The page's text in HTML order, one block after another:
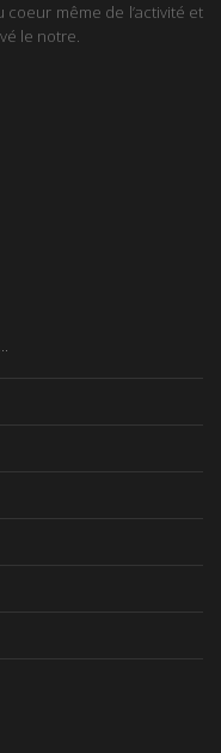
coeur même de l’activité et
le notre.